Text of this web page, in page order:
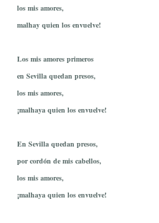
los mis amores,
malhay quien los envuelve!
Los mis amores primeros
en Sevilla quedan presos,
los mis amores,
¡malhaya quien los envuelve!
En Sevilla quedan presos,
por cordón de mis cabellos,
los mis amores,
¡malhaya quien los envuelve!